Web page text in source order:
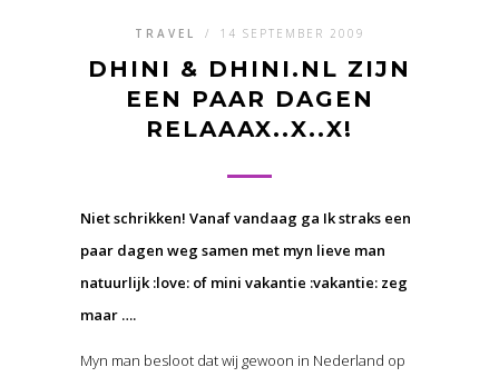
TRAVEL / 14 SEPTEMBER 2009
DHINI & DHINI.NL ZIJN
EEN PAAR DAGEN
RELAAAX..X..X!
Niet schrikken! Vanaf vandaag ga Ik straks een
paar dagen weg samen met myn lieve man
natuurlijk :love: of mini vakantie :vakantie: zeg
maar ….
Myn man besloot dat wij gewoon in Nederland op